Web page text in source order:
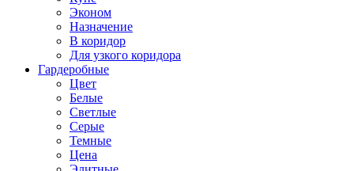
Эконом
Назначение
В коридор
Для узкого коридора
Гардеробные
Цвет
Белые
Светлые
Серые
Темные
Цена